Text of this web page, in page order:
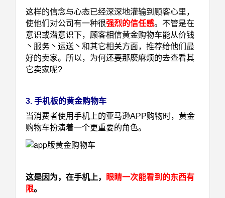
这样的信念与心态已经深深地灌输到顾客心里，
使他们对公司有一种很强烈的信任感。不管是在
意识或潜意识下，顾客相信黄金购物车能从价钱
丶服务丶运送丶和其它相关方面，推荐给他们最
好的卖家。所以，为何还要那麽麻烦的去查看其
它卖家呢?
3. 手机板的黄金购物车
当消费者使用手机上的亚马逊APP购物时，黄金
购物车扮演着一个更重要的角色。
这是因为，在手机上，
眼睛一次能看到的东西有
限。